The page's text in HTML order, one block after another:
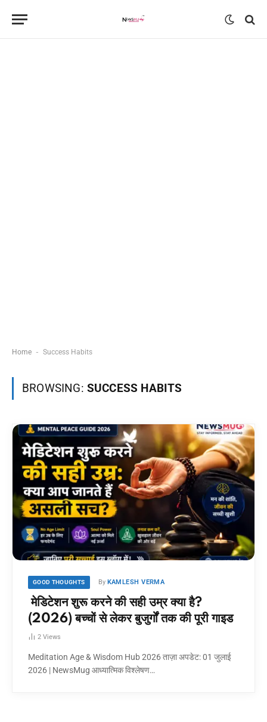
Home - Success Habits
BROWSING: SUCCESS HABITS
GOOD THOUGHTS By KAMLESH VERMA
मेडिटेशन शुरू करने की सही उम्र क्या है?
(2026) बच्चों से लेकर बुजुर्गों तक की पूरी गाइड
2 Views
Meditation Age & Wisdom Hub 2026 ताज़ा अपडेट: 01 जुलाई
2026 | NewsMug आध्यात्मिक विश्लेषण…